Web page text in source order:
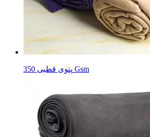
پتوی قطبی 350 Gsm